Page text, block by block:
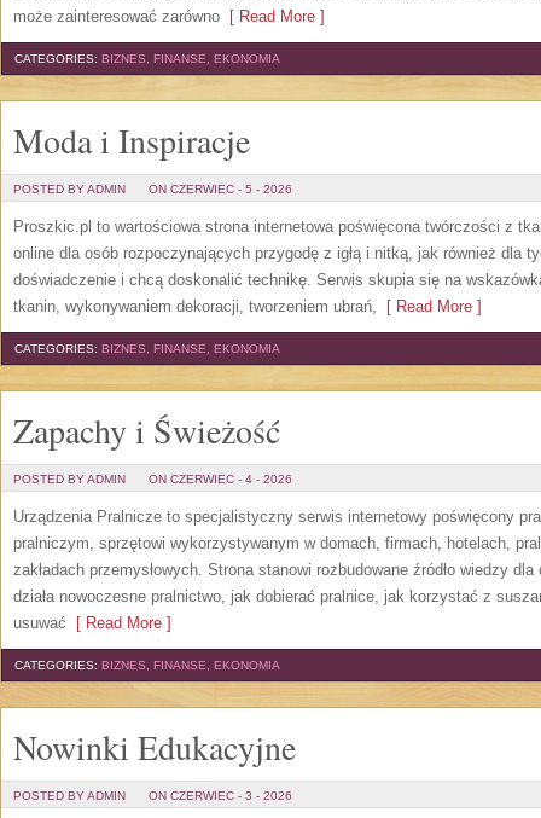
może zainteresować zarówno [ Read More ]
CATEGORIES: BIZNES, FINANSE, EKONOMIA
Moda i Inspiracje
POSTED BY ADMIN ON CZERWIEC - 5 - 2026
Proszkic.pl to wartościowa strona internetowa poświęcona twórczości z
online dla osób rozpoczynających przygodę z igłą i nitką, jak również dla
doświadczenie i chcą doskonalić technikę. Serwis skupia się na
tkanin, wykonywaniem dekoracji, tworzeniem ubrań, [ Read More ]
CATEGORIES: BIZNES, FINANSE, EKONOMIA
Zapachy i Świeżość
POSTED BY ADMIN ON CZERWIEC - 4 - 2026
Urządzenia Pralnicze to specjalistyczny serwis internetowy poświęcony
pralniczym, sprzętowi wykorzystywanym w domach, firmach, hotelach,
zakładach przemysłowych. Strona stanowi rozbudowane źródło wiedzy
działa nowoczesne pralnictwo, jak dobierać pralnice, jak korzystać z
usuwać [ Read More ]
CATEGORIES: BIZNES, FINANSE, EKONOMIA
Nowinki Edukacyjne
POSTED BY ADMIN ON CZERWIEC - 3 - 2026